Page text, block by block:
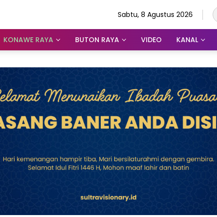
Sabtu, 8 Agustus 2026
KONAWE RAYA BUTON RAYA VIDEO KANAL